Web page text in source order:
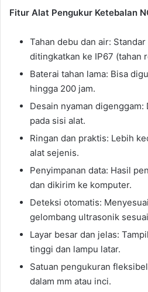
Fitur Alat Pengukur Ketebalan
Tahan debu dan air:
ditingkatkan ke IP67 (tahan
Baterai tahan lama: Bisa
hingga 200 jam.
Desain nyaman
pada sisi alat.
Ringan dan praktis: Lebih
alat sejenis.
Penyimpanan data: Hasil
dan dikirim ke komputer.
Deteksi otomatis:
gelombang ultrasonik
Layar besar dan jelas:
tinggi dan lampu latar.
Satuan pengukuran
dalam mm atau inci.